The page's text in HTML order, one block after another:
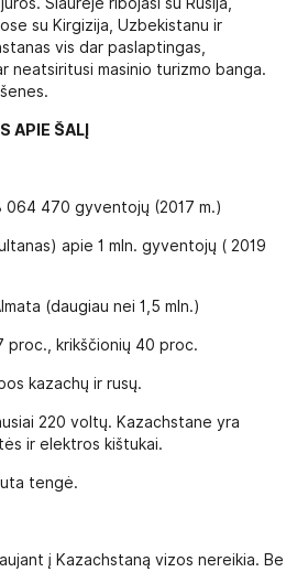
su Kirgizija, Uzbekistanu ir
vis dar paslaptingas,
neatsiritusi masinio turizmo banga.
APIE ŠALĮ
064 470 gyventojų (2017 m.)
apie 1 mln. gyventojų ( 2019
(daugiau nei 1,5 mln.)
proc., krikščionių 40 proc.
kazachų ir rusų.
220 voltų. Kazachstane yra
ir elektros kištukai.
tengė.
į Kazachstaną vizos nereikia. Be